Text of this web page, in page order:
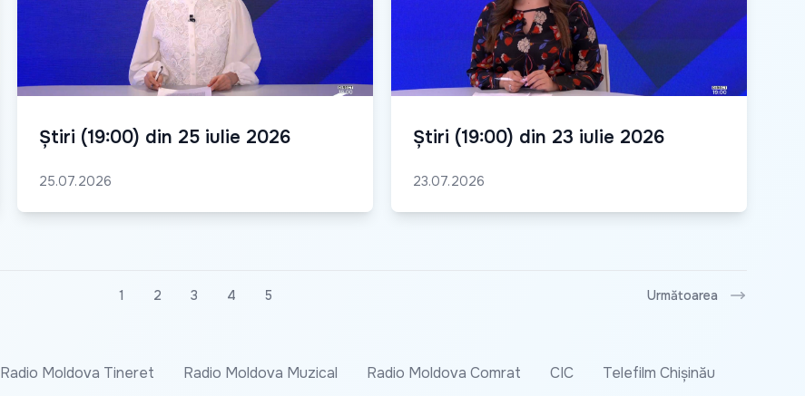
Știri (19:00) din 25 iulie 2026
25.07.2026
Știri (19:00) din 23 iulie 2026
23.07.2026
1 2 3 4 5 Următoarea
Radio Moldova Tineret Radio Moldova Muzical Radio Moldova Comrat CIC Telefilm Chișinău